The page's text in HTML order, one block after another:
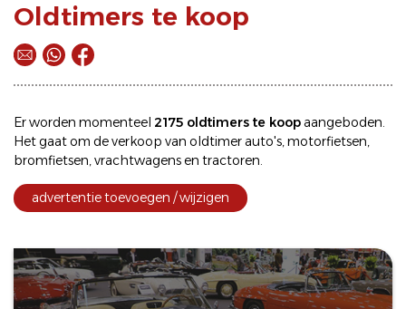
Oldtimers te koop
Er worden momenteel 2175 oldtimers te koopaangeboden.
Het gaat om deverkoop van oldtimerauto's,motorfietsen,
bromfietsen,vrachtwagens en tractoren.
advertentie toevoegen / wijzigen